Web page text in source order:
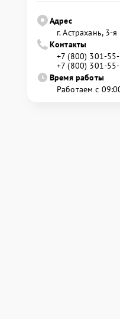
Адрес
г. Астрахань, 3-
Контакты
+7 (800) 301-
+7 (800) 301-
Время работы
Работаем с